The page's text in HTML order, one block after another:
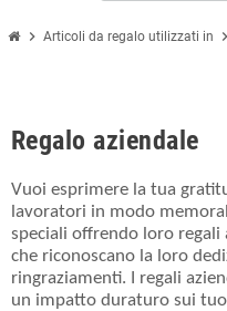
chevron_right Articoli da regalo utilizzati in chevron_right
Regalo aziendale
Vuoi esprimere la tua
lavoratori in modo
speciali offrendo loro regali
che riconoscano la loro
ringraziamenti. I regali
un impatto duraturo sui